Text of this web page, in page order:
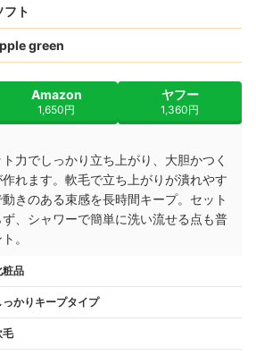
フト
green
Amazon
1,650円
ヤフー
1,360円
力でしっかり立ち上がり、大胆かつく
れます。軟毛で立ち上がりが潰れやす
きのある束感を長時間キープ。 セット
、シャワーで簡単に洗い流せる点も普
。
粧品
っかりキープタイプ
毛